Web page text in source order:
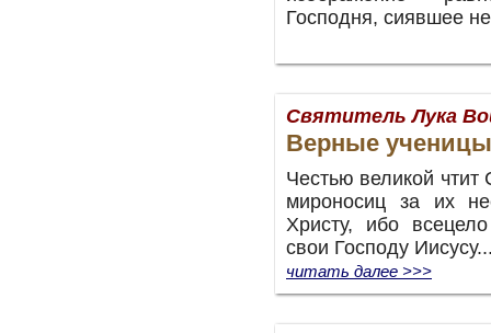
Господня, сиявшее
Святитель Лука
Верные
Честью великой чтит
мироносиц за их
Христу, ибо
свои Господу
читать далее >>>